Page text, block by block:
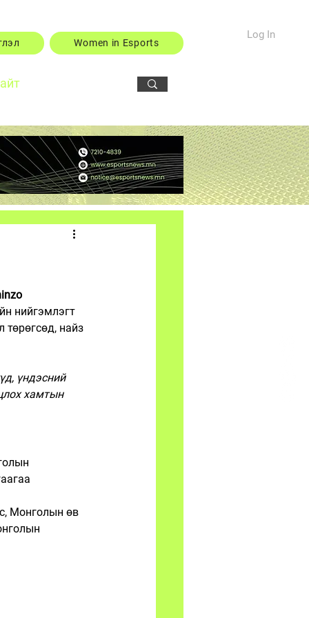
Women in Esports
Log In
нийгэмлэгт
төрөгсөд, найз
үндэсний
хамтын
Монголын өв